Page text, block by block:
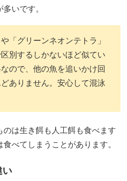
いです。
「グリーンネオンテトラ」
別するしかないほど似てい
ので、他の魚を追いかけ回
ありません。安心して混泳
は生き餌も人工餌も食べます
べてしまうことがあります。
い